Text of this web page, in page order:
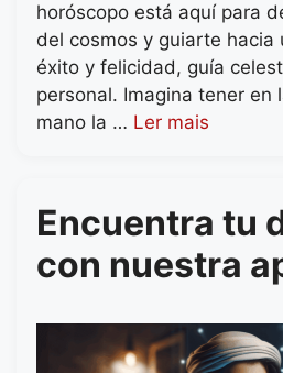
horóscopo está aquí para
del cosmos y guiarte hacia
éxito y felicidad, guía
personal. Imagina tener en
mano la … Ler mais
Encuentra tu
con nuestra